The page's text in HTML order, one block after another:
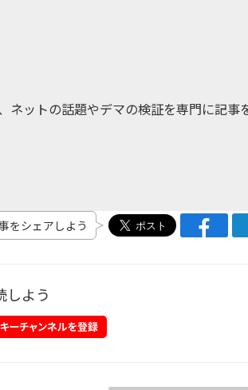
ネットの話題やデマの検証を専門に記事
をシェアしよう
しよう